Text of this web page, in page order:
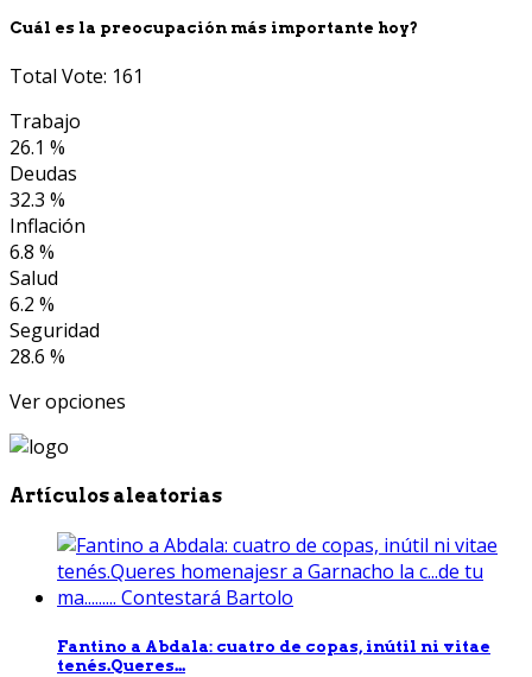
Cuál es la preocupación más importante hoy?
Total Vote: 161
Trabajo
26.1 %
Deudas
32.3 %
Inflación
6.8 %
Salud
6.2 %
Seguridad
28.6 %
Ver opciones
Artículos aleatorias
Fantino a Abdala: cuatro de copas, inútil ni vitae
tenés.Queres...